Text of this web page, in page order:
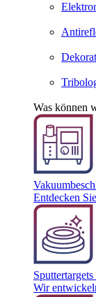
Was können
Entdecken
Wir